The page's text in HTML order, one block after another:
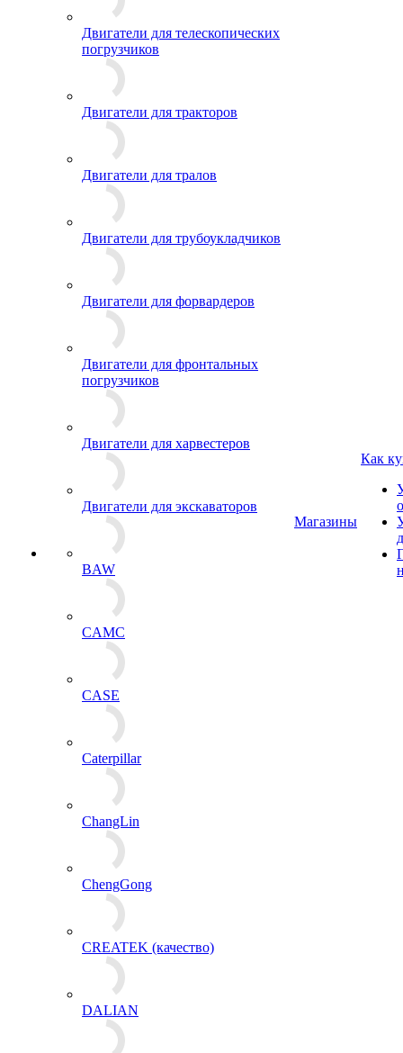
Двигатели для телескопических
погрузчиков
Двигатели для тракторов
Двигатели для тралов
Двигатели для трубоукладчиков
Двигатели для форвардеров
Двигатели для фронтальных
погрузчиков
Двигатели для харвестеров
Двигатели для экскаваторов
BAW
CAMC
CASE
Caterpillar
ChangLin
ChengGong
CREATEK (качество)
DALIAN
Магазины
Как